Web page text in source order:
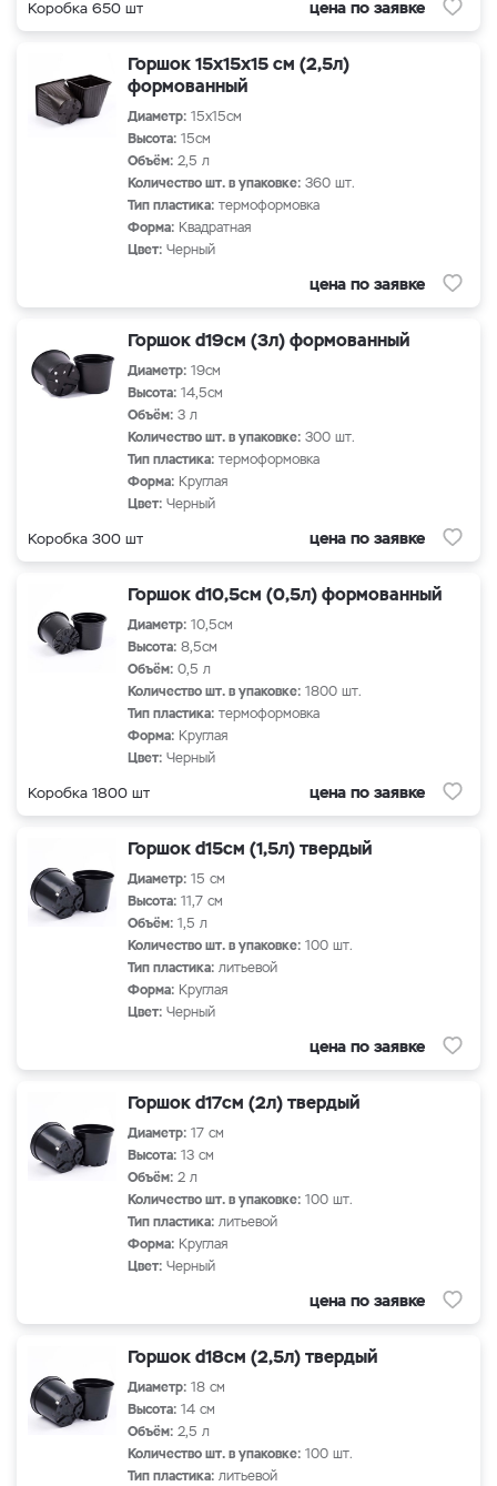
Коробка 650 шт цена по заявке
Горшок 15х15х15 см (2,5л)
формованный
Диаметр: 15х15см
Высота: 15см
Объём: 2,5 л
Количество шт. в упаковке: 360 шт.
Тип пластика: термоформовка
Форма: Квадратная
Цвет: Черный
цена по заявке
Горшок d19см (3л) формованный
Диаметр: 19см
Высота: 14,5см
Объём: 3 л
Количество шт. в упаковке: 300 шт.
Тип пластика: термоформовка
Форма: Круглая
Цвет: Черный
Коробка 300 шт цена по заявке
Горшок d10,5см (0,5л) формованный
Диаметр: 10,5см
Высота: 8,5см
Объём: 0,5 л
Количество шт. в упаковке: 1800 шт.
Тип пластика: термоформовка
Форма: Круглая
Цвет: Черный
Коробка 1800 шт цена по заявке
Горшок d15см (1,5л) твердый
Диаметр: 15 см
Высота: 11,7 см
Объём: 1,5 л
Количество шт. в упаковке: 100 шт.
Тип пластика: литьевой
Форма: Круглая
Цвет: Черный
цена по заявке
Горшок d17см (2л) твердый
Диаметр: 17 см
Высота: 13 см
Объём: 2 л
Количество шт. в упаковке: 100 шт.
Тип пластика: литьевой
Форма: Круглая
Цвет: Черный
цена по заявке
Горшок d18см (2,5л) твердый
Диаметр: 18 см
Высота: 14 см
Объём: 2,5 л
Количество шт. в упаковке: 100 шт.
Тип пластика: литьевой